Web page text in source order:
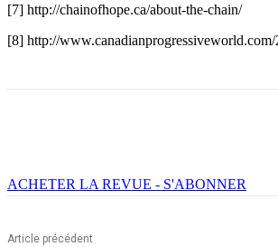
[7] http://chainofhope.ca/about-the-chain/
[8] http://
ACHETER LA REVUE - S'ABONNER
Article précédent